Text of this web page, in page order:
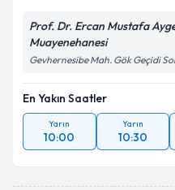
Prof. Dr. Ercan Mustafa
Muayenehanesi
Gevhernesibe Mah. Gök Geçidi
En Yakın Saatler
Yarın
10:00
Yarın
10:30